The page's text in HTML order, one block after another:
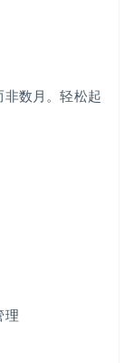
数月。轻松起
理